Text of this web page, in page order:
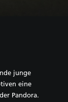
junge
eine
Pandora.